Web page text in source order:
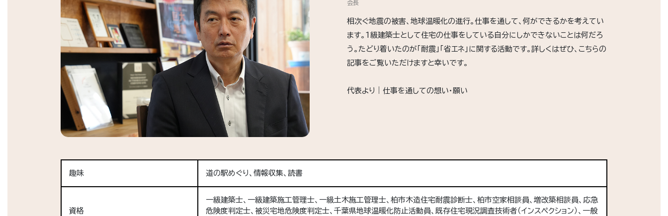
会長
相次ぐ地震の被害、地球温暖化の進行。仕事を通して、何ができるかを考えてい
ます。1級建築士として住宅の仕事をしている自分にしかできないことは何だろ
う。たどり着いたのが「耐震」「省エネ」に関する活動です。詳しくはぜひ、こちらの
記事をご覧いただけますと幸いです。
代表より｜仕事を通しての想い・願い
趣味 道の駅めぐり、情報収集、読書
資格
一級建築士、一級建築施工管理士、一級土木施工管理士、柏市木造住宅耐震診断士、柏市空家相談員、増改築相談員、応急
危険度判定士、被災宅地危険度判定士、千葉県地球温暖化防止活動員、既存住宅現況調査技術者（インスペクション）、一般